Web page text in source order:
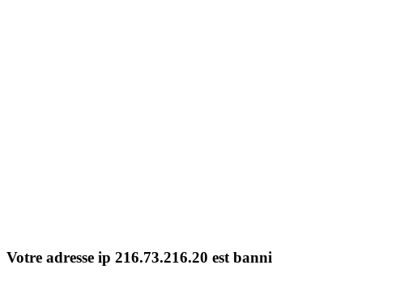
Votre adresse ip 216.73.216.20 est banni